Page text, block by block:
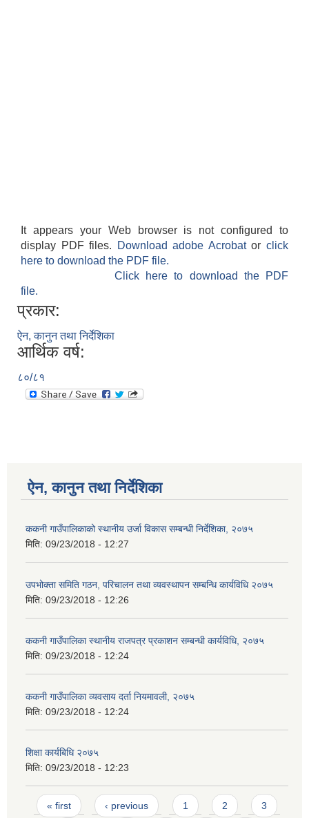
It appears your Web browser is not configured to
display PDF files.
Download adobe Acrobatorclick
here to download the PDF file.
Click here to download the PDF
file.
प्रकार:
ऐन, कानुन तथा निर्देशिका
आर्थिक वर्ष:
८०/८१
ऐन, कानुन तथा निर्देशिका
ककनी गाउँपालिकाको स्थानीय उर्जा विकास सम्बन्धी निर्देशिका, २०७५
मिति: 09/23/2018 - 12:27
उपभोक्ता समिति गठन, परिचालन तथा व्यवस्थापन सम्बन्धि कार्यविधि २०७५
मिति: 09/23/2018 - 12:26
ककनी गाउँपालिका स्थानीय राजपत्र प्रकाशन सम्बन्धी कार्यविधि, २०७५
मिति: 09/23/2018 - 12:24
ककनी गाउँपालिका व्यवसाय दर्ता नियमावली, २०७५
मिति: 09/23/2018 - 12:24
शिक्षा कार्यबिधि २०७५
मिति: 09/23/2018 - 12:23
Pages
« first ‹ previous 1 2 3